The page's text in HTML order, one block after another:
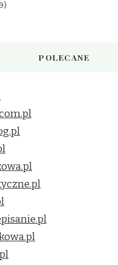
POLECANE